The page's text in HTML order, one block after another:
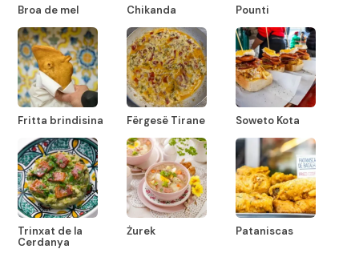
Broa de mel Chikanda Pounti
Fritta brindisina Fërgesë Tirane Soweto Kota
Trinxat de la
Cerdanya
Żurek Pataniscas